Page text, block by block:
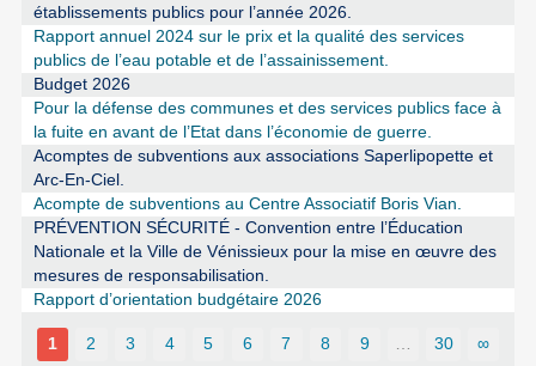
établissements publics pour l’année 2026.
Rapport annuel 2024 sur le prix et la qualité des services
publics de l’eau potable et de l’assainissement.
Budget 2026
Pour la défense des communes et des services publics face à
la fuite en avant de l’Etat dans l’économie de guerre.
Acomptes de subventions aux associations Saperlipopette et
Arc-En-Ciel.
Acompte de subventions au Centre Associatif Boris Vian.
PRÉVENTION SÉCURITÉ - Convention entre l’Éducation
Nationale et la Ville de Vénissieux pour la mise en œuvre des
mesures de responsabilisation.
Rapport d’orientation budgétaire 2026
1 2 3 4 5 6 7 8 9 30 ∞